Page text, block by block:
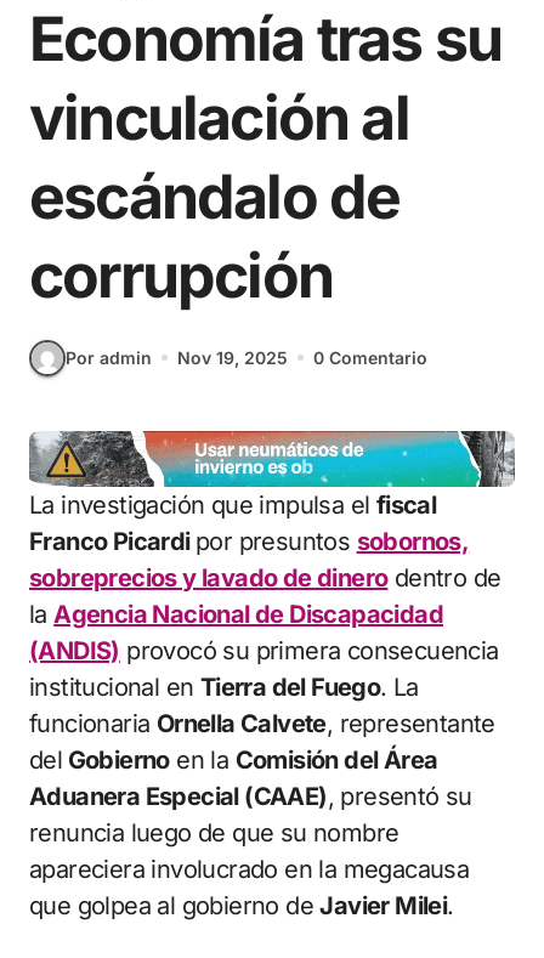
Economía tras su
vinculación al
escándalo de
corrupción
Por admin Nov 19, 2025 0 Comentario
La investigación que impulsa el fiscal
Franco Picardi por presuntos sobornos,
sobreprecios y lavado de dinerodentro de
laAgencia Nacional de Discapacidad
(ANDIS) provocó su primera consecuencia
institucional en Tierra del Fuego. La
funcionaria Ornella Calvete, representante
del Gobiernoen la Comisión del Área
Aduanera Especial (CAAE), presentó su
renuncia luego de que su nombre
apareciera involucrado en la megacausa
que golpea al gobierno deJavier Milei.